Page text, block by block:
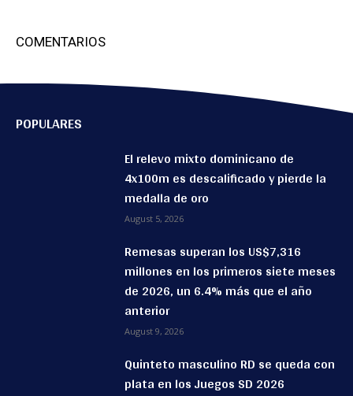
COMENTARIOS
POPULARES
El relevo mixto dominicano de
4x100m es descalificado y pierde la
medalla de oro
August 5, 2026
Remesas superan los US$7,316
millones en los primeros siete meses
de 2026, un 6.4% más que el año
anterior
August 9, 2026
Quinteto masculino RD se queda con
plata en los Juegos SD 2026